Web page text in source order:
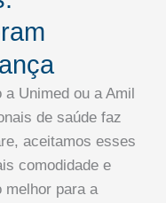
Unimed ou a Amil
de saúde faz
aceitamos esses
comodidade e
melhor para a